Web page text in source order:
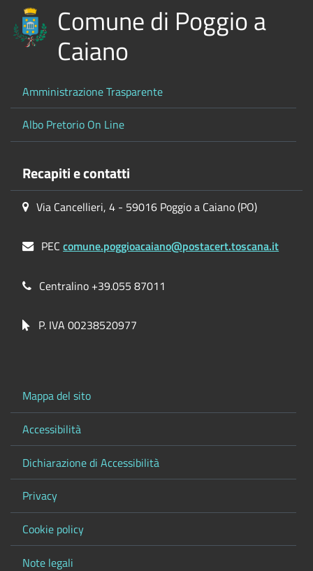
Comune di Poggio a
Caiano
Amministrazione Trasparente
Albo Pretorio On Line
Recapiti e contatti
Via Cancellieri, 4 - 59016 Poggio a Caiano (PO)
PECcomune.poggioacaiano@postacert.toscana.it
Centralino +39.055 87011
P. IVA 00238520977
Mappa del sito
Accessibilità
Dichiarazione di Accessibilità
Privacy
Cookie policy
Note legali